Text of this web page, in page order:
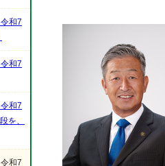
和7
和7
和7
を、
和7